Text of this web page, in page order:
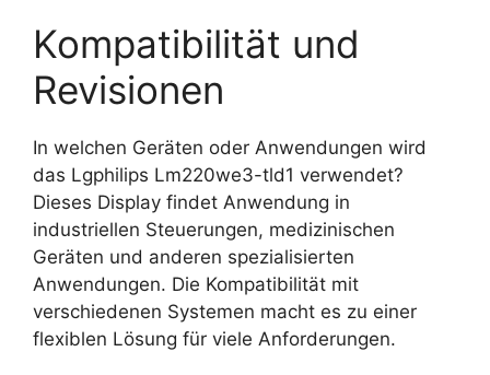
Kompatibilität und
Revisionen
In welchen Geräten oder Anwendungen wird
das Lgphilips Lm220we3-tld1 verwendet?
Dieses Display findet Anwendung in
industriellen Steuerungen, medizinischen
Geräten und anderen spezialisierten
Anwendungen. Die Kompatibilität mit
verschiedenen Systemen macht es zu einer
flexiblen Lösung für viele Anforderungen.